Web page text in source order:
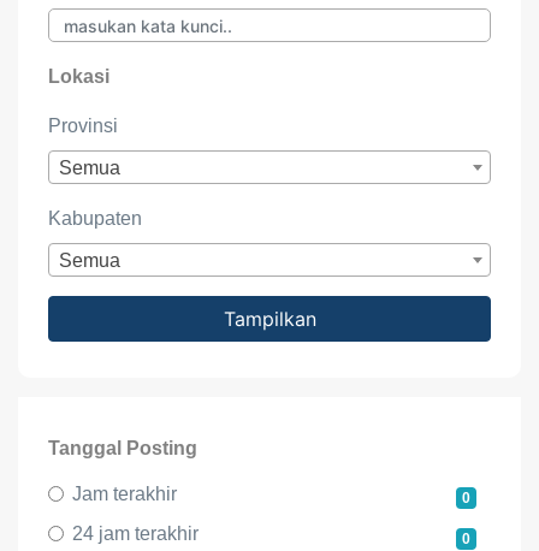
Lokasi
Provinsi
Semua
Kabupaten
Semua
Tampilkan
Tanggal Posting
Jam terakhir 0
24 jam terakhir 0